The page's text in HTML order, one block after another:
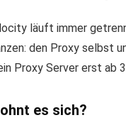
läuft immer
den Proxy selbst
Proxy Server erst ab
es sich?